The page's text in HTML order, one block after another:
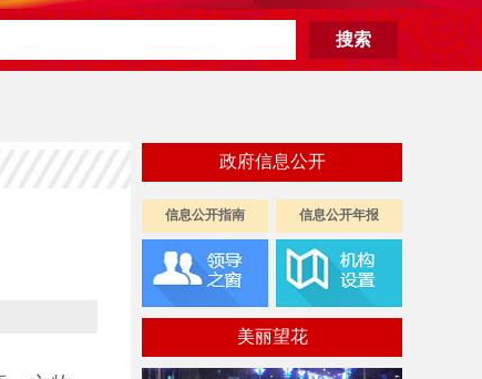
政府信息公开
信息公开指南 信息公开年报
美丽望花